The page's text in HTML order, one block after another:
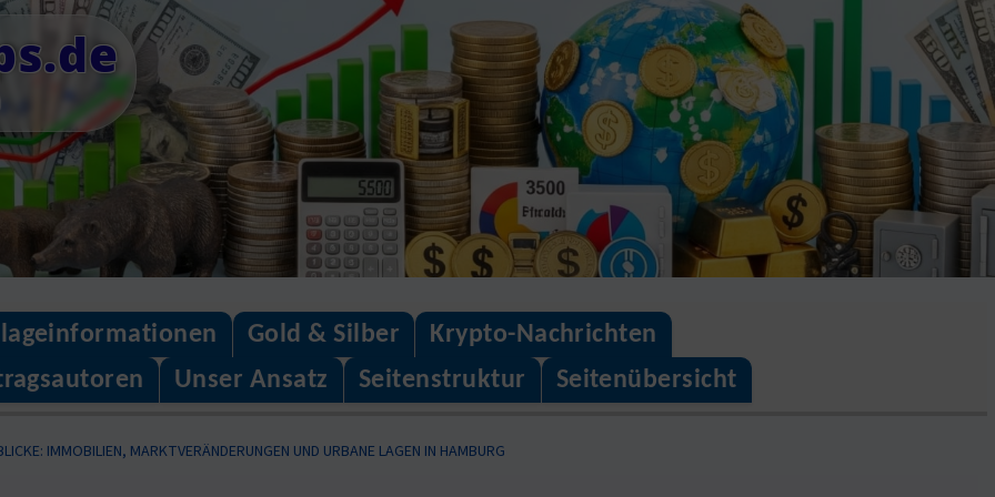
Gold & Silber
Krypto-Nachrichten
Unser Ansatz Seitenstruktur Seitenübersicht
IMMOBILIEN, MARKTVERÄNDERUNGEN UND URBANE LAGEN IN HAMBURG